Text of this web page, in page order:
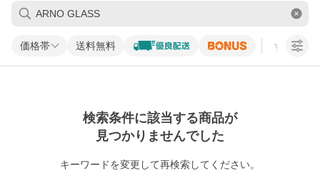
価格帯 送料無料 すべての条
検索条件に該当する商品が
見つかりませんでした
キーワードを変更して再検索してください。